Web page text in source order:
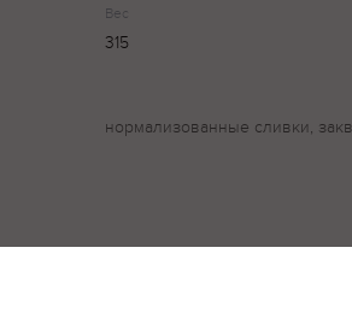
Вес
315
нормализованные сливки,